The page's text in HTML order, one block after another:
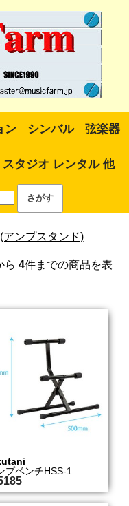
ン シンバル 弦楽器
スタジオ レンタル 他
ンプスタンド)
ら 4件までの商品を表
プベンチHSS-1